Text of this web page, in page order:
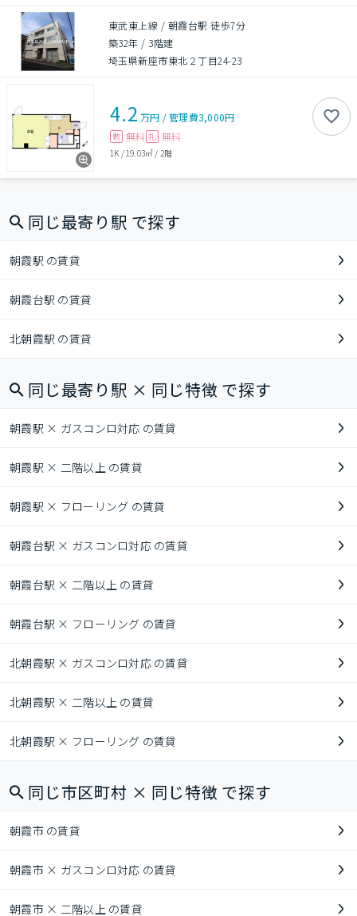
東武東上線 / 朝霞台駅 徒歩7分
築32年 / 3階建
埼玉県新座市東北２丁目24-23
4.2 万円 /管理費3,000円
敷 無料 礼 無料
1K / 19.03㎡ / 2階
同じ最寄り駅 で探す
朝霞駅 の賃貸
朝霞台駅 の賃貸
北朝霞駅 の賃貸
同じ最寄り駅 × 同じ特徴 で探す
朝霞駅 × ガスコンロ対応 の賃貸
朝霞駅 × 二階以上 の賃貸
朝霞駅 × フローリング の賃貸
朝霞台駅 × ガスコンロ対応 の賃貸
朝霞台駅 × 二階以上 の賃貸
朝霞台駅 × フローリング の賃貸
北朝霞駅 × ガスコンロ対応 の賃貸
北朝霞駅 × 二階以上 の賃貸
北朝霞駅 × フローリング の賃貸
同じ市区町村 × 同じ特徴 で探す
朝霞市 の賃貸
朝霞市 × ガスコンロ対応 の賃貸
朝霞市 × 二階以上 の賃貸